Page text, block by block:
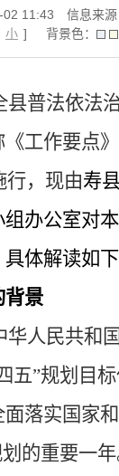
02 11:43
信息来
小 ] 背景色：
县普法依法
工作要点
行，现由寿
办公室对
体解读如下
背景
华人民共和
五”规划目
落实国家和
的重要一